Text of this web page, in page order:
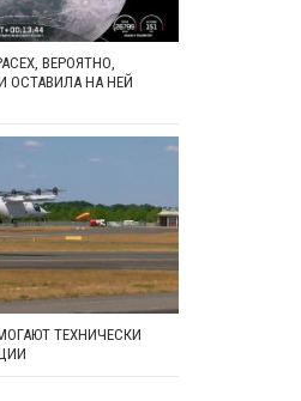
ВЕРОЯТНО,
ОСТАВИЛА НА НЕЙ
ТЕХНИЧЕСКИ